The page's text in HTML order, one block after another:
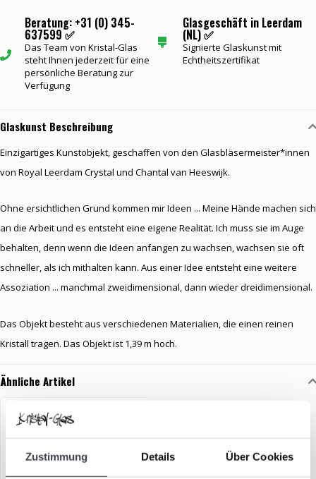
Zustimmung Details Über Cookies
Beratung: +31 (0) 345-
637599 ✅
Das Team von Kristal-Glas
steht Ihnen jederzeit für eine
persönliche Beratung zur
Verfügung
Glasgeschäft in Leerdam
(NL) ✅
Signierte Glaskunst mit
Echtheitszertifikat
Glaskunst Beschreibung
Einzigartiges Kunstobjekt, geschaffen von den Glasbläsermeister*innen
von Royal Leerdam Crystal und Chantal van Heeswijk.
Ohne ersichtlichen Grund kommen mir Ideen ... Meine Hände machen sich
an die Arbeit und es entsteht eine eigene Realität. Ich muss sie im Auge
behalten, denn wenn die Ideen anfangen zu wachsen, wachsen sie oft
schneller, als ich mithalten kann. Aus einer Idee entsteht eine weitere
Assoziation ... manchmal zweidimensional, dann wieder dreidimensional.
Das Objekt besteht aus verschiedenen Materialien, die einen reinen
Kristall tragen. Das Objekt ist 1,39 m hoch.
Ähnliche Artikel